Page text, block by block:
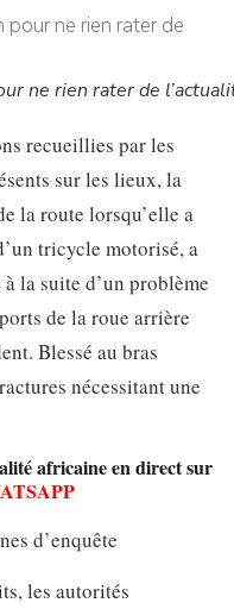
ne rien rater de
recueillies par les
sur les lieux, la
la route lorsqu’elle a
tricycle motorisé, a
la suite d’un problème
de la roue arrière
Blessé au bras
nécessitant une
africaine en direct sur
d’enquête
les autorités